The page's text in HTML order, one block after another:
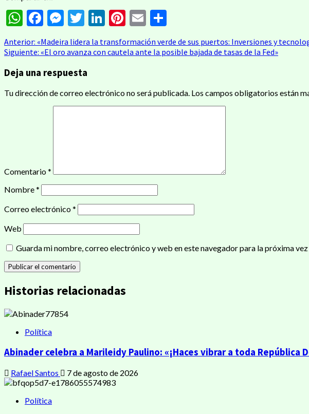
WhatsApp
Facebook
Messenger
Twitter
LinkedIn
Pinterest
Email
Anterior: «Madeira lidera la transformación verde de sus puertos: Inversiones y
Siguiente: «El oro avanza con cautela ante la posible bajada de tasas de la Fed»
Deja una respuesta
Tu dirección de correo electrónico no será publicada. Los campos obligatorios están
Comentario*
Nombre*
Correo electrónico*
Web
Guarda mi nombre, correo electrónico y web en este navegador para la próxima
Historias relacionadas
Política
Abinader celebra a Marileidy Paulino: «¡Haces vibrar a toda República
Rafael Santos 7 de agosto de 2026
Política